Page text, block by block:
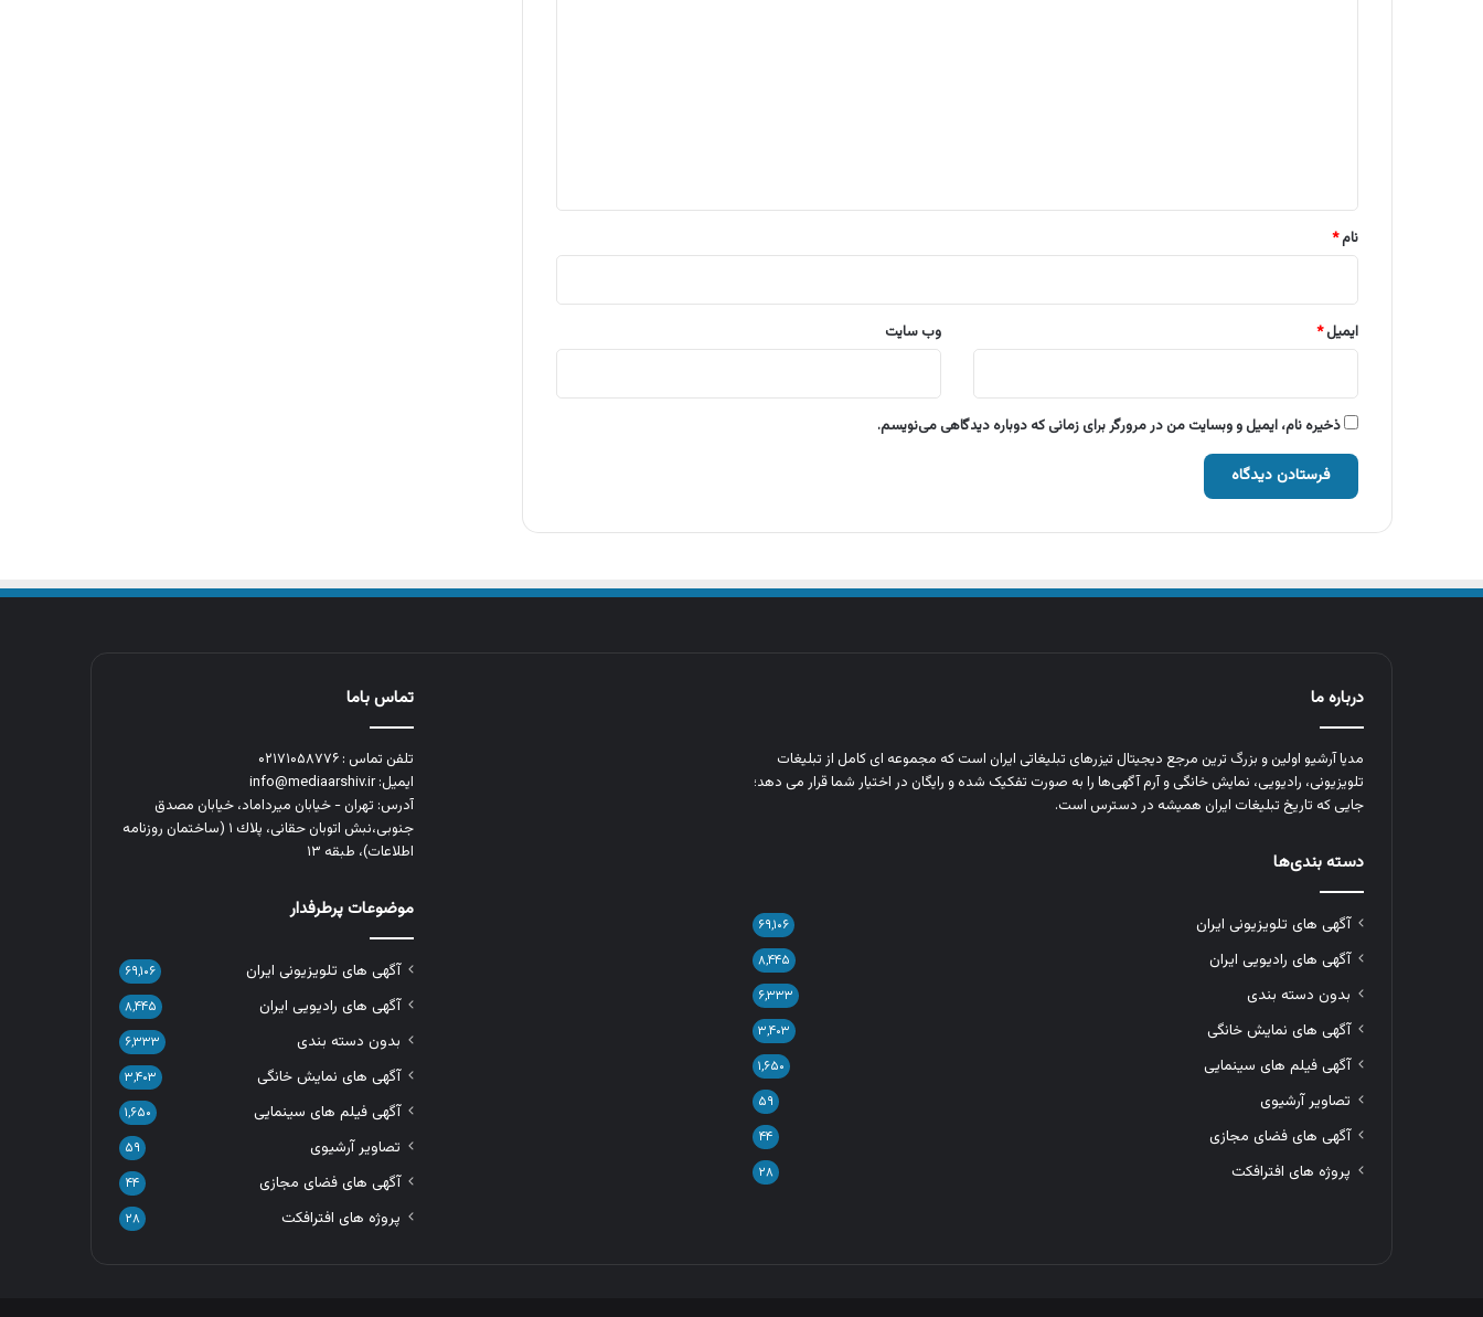
نام*
ایمیل* وب‌ سایت
ذخیره نام، ایمیل و وبسایت من در مرورگر برای زمانی که دوباره دیدگاهی می‌نویسم.
درباره ما
مدیا آرشیو اولین و بزرگ‌ ترین مرجع دیجیتال تیزرهای تبلیغاتی ایران است که مجموعه‌ ای کامل از تبلیغات
تلویزیونی، رادیویی، نمایش خانگی و آرم‌ آگهی‌ها را به‌ صورت تفکیک‌ شده و رایگان در اختیار شما قرار می‌ دهد؛
جایی که تاریخ تبلیغات ایران همیشه در دسترس است.
دسته بندی‌ها
آگهی های تلویزیونی ایران ۶۹,۱۰۶
آگهی های رادیویی ایران ۸,۴۴۵
بدون دسته بندی ۶,۳۳۳
آگهی های نمایش خانگی ۳,۴۰۳
آگهی فیلم های سینمایی ۱,۶۵۰
تصاویر آرشیوی ۵۹
آگهی های فضای مجازی ۴۴
پروژه های افترافکت ۲۸
تماس باما
تلفن تماس : ۰۲۱۷۱۰۵۸۷۷۶
ایمیل: info@mediaarshiv.ir
آدرس: تهران - خیابان میرداماد، خیابان مصدق
جنوبی،نبش اتوبان حقانی، پلاك ١ (ساختمان روزنامه
اطلاعات)، طبقه ۱۳
موضوعات پرطرفدار
آگهی های تلویزیونی ایران ۶۹,۱۰۶
آگهی های رادیویی ایران ۸,۴۴۵
بدون دسته بندی ۶,۳۳۳
آگهی های نمایش خانگی ۳,۴۰۳
آگهی فیلم های سینمایی ۱,۶۵۰
تصاویر آرشیوی ۵۹
آگهی های فضای مجازی ۴۴
پروژه های افترافکت ۲۸